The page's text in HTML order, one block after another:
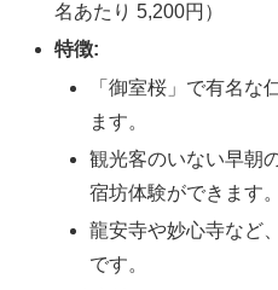
名あたり 5,200円）
特徴:
「御室桜」で有名な
ます。
観光客のいない早朝
宿坊体験ができます。
龍安寺や妙心寺など
です。